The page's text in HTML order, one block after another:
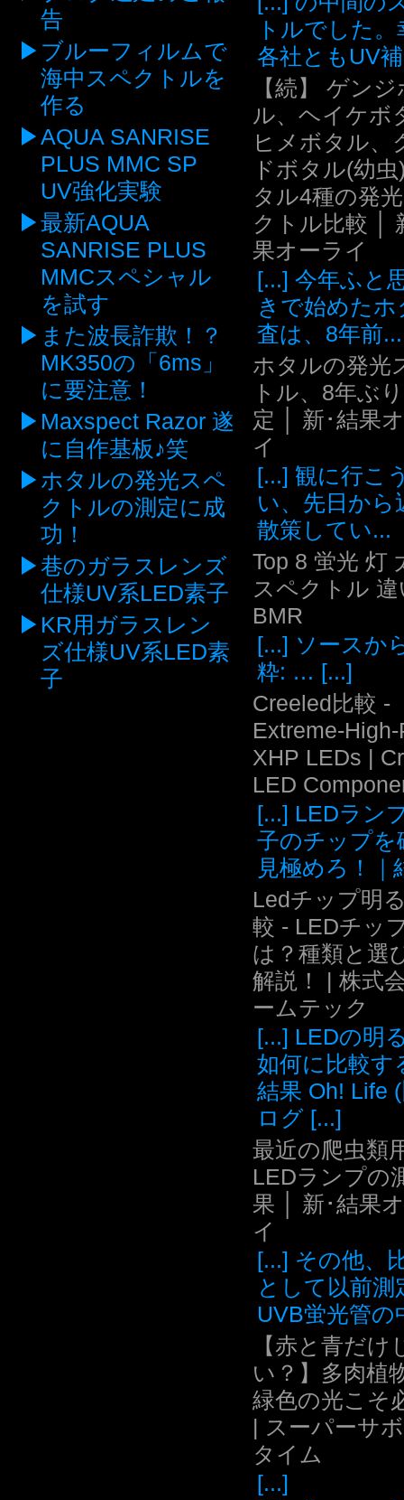
告
ブルーフィルムで
海中スペクトルを
作る
AQUA SANRISE
PLUS MMC SP
UV強化実験
最新AQUA
SANRISE PLUS
MMCスペシャル
を試す
また波長詐欺！？
MK350の「6ms」
に要注意！
Maxspect Razor 遂
に自作基板♪笑
ホタルの発光スペ
クトルの測定に成
功！
巷のガラスレンズ
仕様UV系LED素子
KR用ガラスレン
ズ仕様UV系LED素
子
トルでした
各社ともUV
【続】 ゲン
ル、ヘイケボ
ヒメボタル、
ドボタル(幼
タル4種の発
クトル比較 │
果オーライ
[...] 今年ふと
きで始めたホ
査は、8年前...
ホタルの発光
トル、8年ぶ
定 │ 新･結果
イ
[...] 観に行こ
い、先日から
散策してい...
Top 8 蛍光 灯
スペクトル 違
BMR
[...] ソースか
粋: … [...]
Creeled比較 -
Extreme-
XHP LEDs |
LED
[...] LEDラン
子のチップを
見極めろ！｜
Ledチップ明
較 - LEDチッ
は？種類と選
解説！ | 株式
ームテック
[...] LEDの明
如何に比較す
結果 Oh! Life
ログ [...]
最近の爬虫類
LEDランプの
果 │ 新･結果
イ
[...] その他、
として以前測
UVB蛍光管の
【赤と青だけ
い？】多肉植
緑色の光こそ
| スーパーサ
タイム
[...]